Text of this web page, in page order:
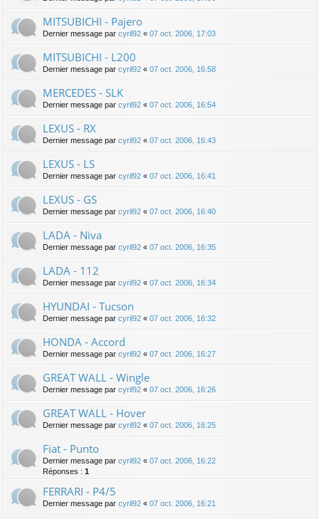
MITSUBICHI - Pajero
Dernier message par cyril92 « 07 oct. 2006, 17:03
MITSUBICHI - L200
Dernier message par cyril92 « 07 oct. 2006, 16:58
MERCEDES - SLK
Dernier message par cyril92 « 07 oct. 2006, 16:54
LEXUS - RX
Dernier message par cyril92 « 07 oct. 2006, 16:43
LEXUS - LS
Dernier message par cyril92 « 07 oct. 2006, 16:41
LEXUS - GS
Dernier message par cyril92 « 07 oct. 2006, 16:40
LADA - Niva
Dernier message par cyril92 « 07 oct. 2006, 16:35
LADA - 112
Dernier message par cyril92 « 07 oct. 2006, 16:34
HYUNDAI - Tucson
Dernier message par cyril92 « 07 oct. 2006, 16:32
HONDA - Accord
Dernier message par cyril92 « 07 oct. 2006, 16:27
GREAT WALL - Wingle
Dernier message par cyril92 « 07 oct. 2006, 16:26
GREAT WALL - Hover
Dernier message par cyril92 « 07 oct. 2006, 16:25
Fiat - Punto
Dernier message par cyril92 « 07 oct. 2006, 16:22
Réponses : 1
FERRARI - P4/5
Dernier message par cyril92 « 07 oct. 2006, 16:21